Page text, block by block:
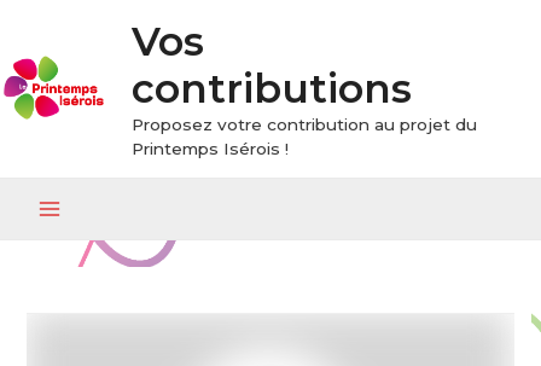
Vos
contributions
Proposez votre contribution au projet du
Printemps Isérois !